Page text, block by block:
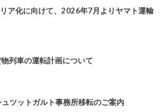
リア化に向けて、2026年7月よりヤマト運輸
列車の運転計画について
ツットガルト事務所移転のご案内